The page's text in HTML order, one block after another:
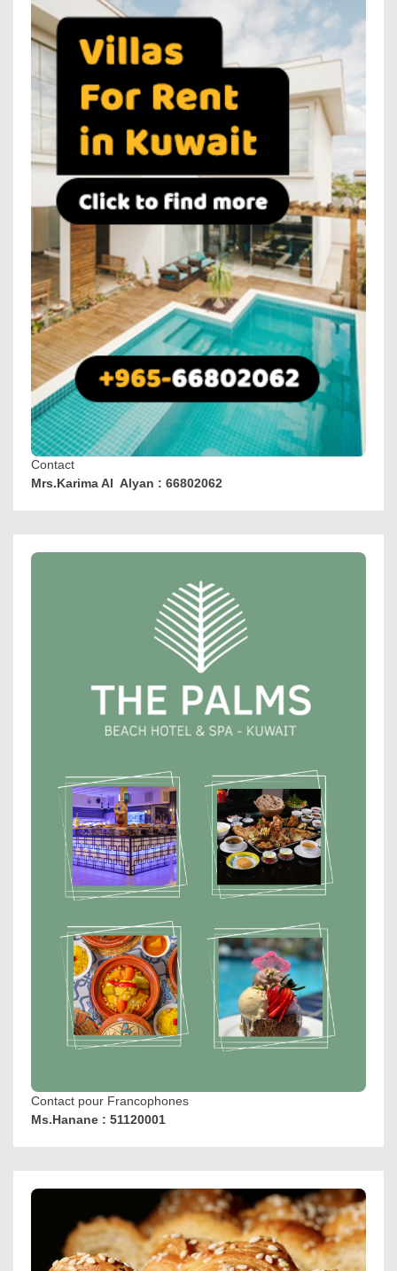
Contact
Mrs.Karima Al Alyan : 66802062
Contact pour Francophones
Ms.Hanane : 51120001